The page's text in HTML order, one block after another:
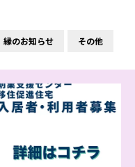
縁のお知らせ その他